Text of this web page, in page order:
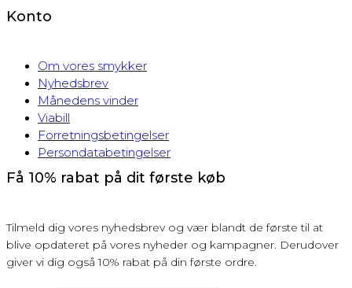
Konto
Om vores smykker
Nyhedsbrev
Månedens vinder
Viabill
Forretningsbetingelser
Persondatabetingelser
Få 10% rabat på dit første køb
Tilmeld dig vores nyhedsbrev og vær blandt de første til at
blive opdateret på vores nyheder og kampagner. Derudover
giver vi dig også 10% rabat på din første ordre.